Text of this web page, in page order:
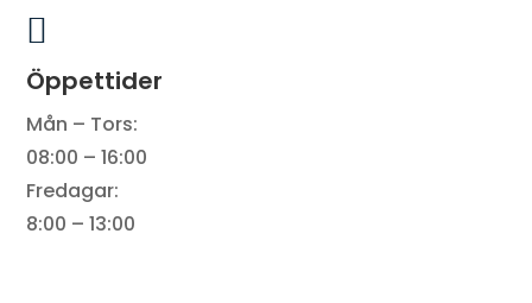

Öppettider
Mån – Tors:
08:00 – 16:00
Fredagar:
8:00 – 13:00